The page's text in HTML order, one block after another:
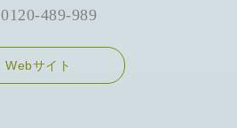
0120-489-989
Webサイト